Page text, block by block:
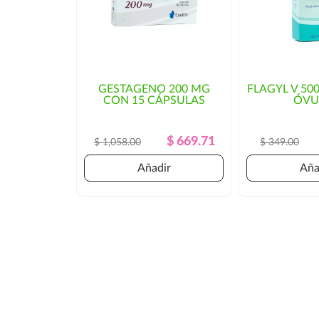
GESTAGENO 200 MG
CON 15 CÁPSULAS
Precio
Regular
$ 1,058.00 Precio
$ 669.71
Añadir
FLAGYL V
$ 349.00